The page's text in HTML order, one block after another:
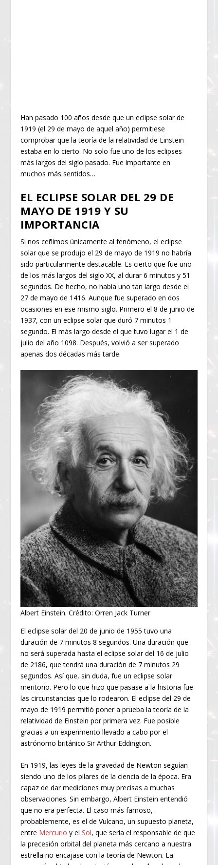
Han pasado 100 años desde que un eclipse solar de
1919 (el 29 de mayo de aquel año) permitiese
comprobar que la teoría de la relatividad de Einstein
estaba en lo cierto. No solo fue uno de los eclipses
más largos del siglo pasado. Fue importante en
muchos más sentidos…
EL ECLIPSE SOLAR DEL 29 DE
MAYO DE 1919 Y SU
IMPORTANCIA
Si nos ceñimos únicamente al fenómeno, el eclipse
solar que se produjo el 29 de mayo de 1919 no habría
sido particularmente destacable. Es cierto que fue uno
de los más largos del siglo XX, al durar 6 minutos y 51
segundos. De hecho, no había uno tan largo desde el
27 de mayo de 1416. Aunque fue superado en dos
ocasiones en ese mismo siglo. Primero el 8 de junio de
1937, con un eclipse solar que duró 7 minutos 1
segundo. El más largo desde el que tuvo lugar el 1 de
julio del año 1098. Después, volvió a ser superado
apenas dos décadas más tarde.
Albert Einstein. Crédito: Orren Jack Turner
El eclipse solar del 20 de junio de 1955 tuvo una
duración de 7 minutos 8 segundos. Una duración que
no será superada hasta el eclipse solar del 16 de julio
de 2186, que tendrá una duración de 7 minutos 29
segundos. Así que, sin duda, fue un eclipse solar
meritorio. Pero lo que hizo que pasase a la historia fue
las circunstancias que lo rodearon. El eclipse del 29 de
mayo de 1919 permitió poner a prueba la teoría de la
relatividad de Einstein por primera vez. Fue posible
gracias a un experimento llevado a cabo por el
astrónomo británico Sir Arthur Eddington.
En 1919, las leyes de la gravedad de Newton seguían
siendo uno de los pilares de la ciencia de la época. Era
capaz de dar mediciones muy precisas a muchas
observaciones. Sin embargo, Albert Einstein entendió
que no era perfecta. El caso más famoso,
probablemente, es el de Vulcano, un supuesto planeta,
entre Mercurio y elSol, que sería el responsable de que
la precesión orbital del planeta más cercano a nuestra
estrella no encajase con la teoría de Newton. La